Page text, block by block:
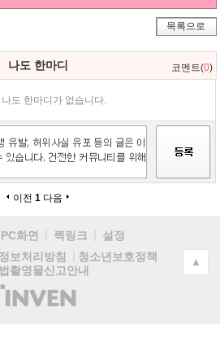
목록으로
나도 한마디 코멘트(0)
도 한마디가 없습니다.
이전 1 다음
PC화면 퀵링크
설정
보처리방침
청소년보호정책
촬영물신고안내
(주)
인
▲